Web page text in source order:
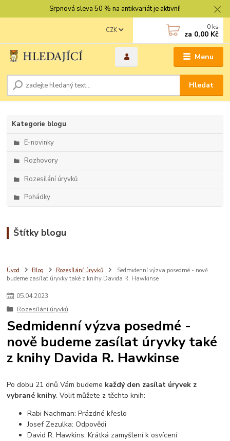
Srpnová sleva 50 % na antikvariát je aktivní!
Menu
CZK
Hledat
0 ks
za 0,00 Kč
Kategorie blogu
E-novinky
Rozhovory
Rozesílání úryvků
Pohádky
Štítky blogu
Úvod Blog Rozesílání úryvků
Sedmidenní výzva posedmé - nově
budeme zasílat úryvky také z knihy Davida R. Hawkinse
05.04.2023
Rozesílání úryvků
Sedmidenní výzva posedmé -
nově budeme zasílat úryvky také
z knihy Davida R. Hawkinse
Po dobu 21 dnů Vám budeme každý den zasílat úryvek z
vybrané knihy. Volit můžete z těchto knih:
Rabi Nachman: Prázdné křeslo
Josef Zezulka: Odpovědi
David R. Hawkins: Krátká zamyšlení k osvícení